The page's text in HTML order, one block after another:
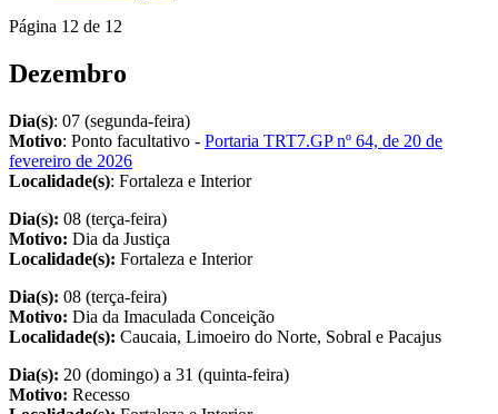
Página 12 de 12
Dezembro
Dia(s): 07 (segunda-feira)
Motivo: Ponto facultativo - Portaria TRT7.GP nº 64, de 20 de
fevereiro de 2026
Localidade(s): Fortaleza e Interior
Dia(s): 08 (terça-feira)
Motivo: Dia da Justiça
Localidade(s): Fortaleza e Interior
Dia(s): 08 (terça-feira)
Motivo: Dia da Imaculada Conceição
Localidade(s): Caucaia, Limoeiro do Norte, Sobral e Pacajus
Dia(s): 20 (domingo) a 31 (quinta-feira)
Motivo: Recesso